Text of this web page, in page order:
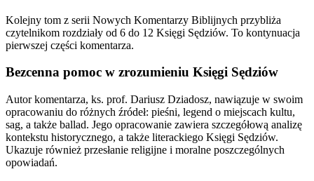
Kolejny tom z serii Nowych Komentarzy Biblijnych przybliża
czytelnikom rozdziały od 6 do 12 Księgi Sędziów. To kontynuacja
pierwszej części komentarza.
Bezcenna pomoc w zrozumieniu Księgi Sędziów
Autor komentarza, ks. prof. Dariusz Dziadosz, nawiązuje w swoim
opracowaniu do różnych źródeł: pieśni, legend o miejscach kultu,
sag, a także ballad. Jego opracowanie zawiera szczegółową analizę
kontekstu historycznego, a także literackiego Księgi Sędziów.
Ukazuje również przesłanie religijne i moralne poszczególnych
opowiadań.